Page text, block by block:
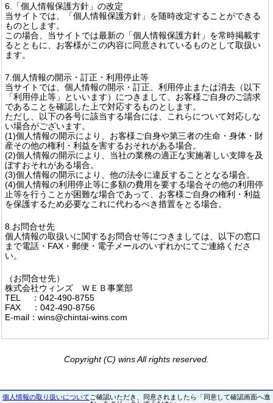
6.「個人情報保護方針」の改定
当サイトでは、「個人情報保護方針」を随時改定することができる
ものとします。
この場合、当サイトでは最新の「個人情報保護方針」を常時掲載す
るとともに、お客様がこの内容に同意されているものとして取扱い
ます。
7.個人情報の開示・訂正・利用停止等
当サイトでは、個人情報の開示・訂正、利用停止または消去（以下
「利用停止等」といいます）につきまして、お客様ご自身のご請求
であることを確認した上で対応するものとします。
ただし、以下の各号に該当する場合には、これらについて対応しな
い場合がございます。
(1)個人情報の開示により、お客様ご自身や第三者の生命・身体・財
産その他の権利・利益を害するおそれがある場合。
(2)個人情報の開示により、当社の業務の適正な実施著しい支障を及
ぼすおそれがある場合。
(3)個人情報の開示により、他の法令に違反することとなる場合。
(4)個人情報の利用停止等に多額の費用を要する場合その他の利用停
止等を行うことが困難な場合であって、お客様ご自身の権利・利益
を保護するため必要なこれに代わるべき措置をとる場合。
8.お問合せ先
個人情報の取扱いに関するお問合せ等につきましては、以下の窓口
まで電話・FAX・郵便・電子メールのいずれかにてご連絡くださ
い。
（お問合せ先）
株式会社ウィンズ ＷＥＢ事業部
TEL ：042-490-8755
FAX ：042-490-8756
E-mail：wins@chintai-wins.com
Copyright (C) wins All rights reserved.
個人情報の取り扱いについて ご確認いただき、同意されましたら「同意して確認画面へ進